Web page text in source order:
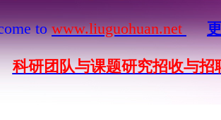
towww.liuguohuan.net
科研团队与课题研究招收与招